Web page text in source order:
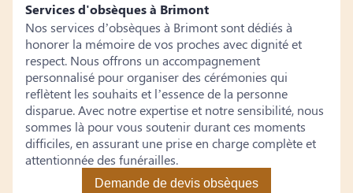
Services d'obsèques à Brimont
Nos services d’obsèques à Brimont sont dédiés à
honorer la mémoire de vos proches avec dignité et
respect. Nous offrons un accompagnement
personnalisé pour organiser des cérémonies qui
reflètent les souhaits et l’essence de la personne
disparue. Avec notre expertise et notre sensibilité, nous
sommes là pour vous soutenir durant ces moments
difficiles, en assurant une prise en charge complète et
attentionnée des funérailles.
Demande de devis obsèques